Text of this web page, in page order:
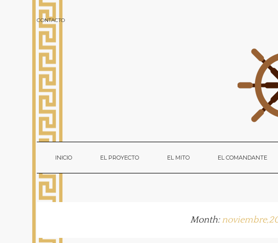
CONTACTO
INICIO EL PROYECTO EL MITO EL COMANDANTE
Month: